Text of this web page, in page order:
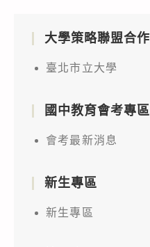
大學策略聯盟合作
臺北市立大學
國中教育會考專區
會考最新消息
新生專區
新生專區